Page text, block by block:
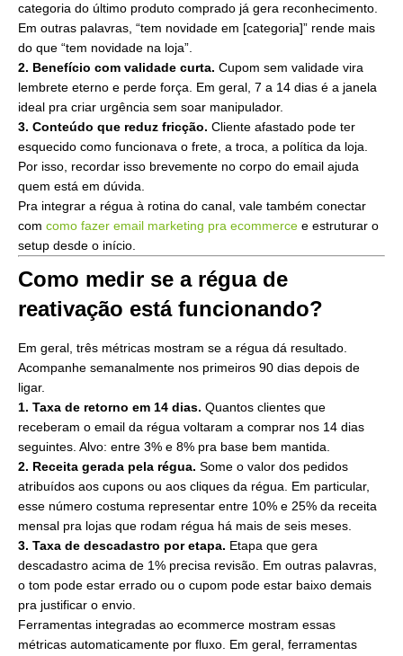
categoria do último produto comprado já gera reconhecimento.
Em outras palavras, “tem novidade em [categoria]” rende mais
do que “tem novidade na loja”.
2. Benefício com validade curta. Cupom sem validade vira
lembrete eterno e perde força. Em geral, 7 a 14 dias é a janela
ideal pra criar urgência sem soar manipulador.
3. Conteúdo que reduz fricção. Cliente afastado pode ter
esquecido como funcionava o frete, a troca, a política da loja.
Por isso, recordar isso brevemente no corpo do email ajuda
quem está em dúvida.
Pra integrar a régua à rotina do canal, vale também conectar
com como fazer email marketing pra ecommerce e estruturar o
setup desde o início.
Como medir se a régua de
reativação está funcionando?
Em geral, três métricas mostram se a régua dá resultado.
Acompanhe semanalmente nos primeiros 90 dias depois de
ligar.
1. Taxa de retorno em 14 dias. Quantos clientes que
receberam o email da régua voltaram a comprar nos 14 dias
seguintes. Alvo: entre 3% e 8% pra base bem mantida.
2. Receita gerada pela régua. Some o valor dos pedidos
atribuídos aos cupons ou aos cliques da régua. Em particular,
esse número costuma representar entre 10% e 25% da receita
mensal pra lojas que rodam régua há mais de seis meses.
3. Taxa de descadastro por etapa. Etapa que gera
descadastro acima de 1% precisa revisão. Em outras palavras,
o tom pode estar errado ou o cupom pode estar baixo demais
pra justificar o envio.
Ferramentas integradas ao ecommerce mostram essas
métricas automaticamente por fluxo. Em geral, ferramentas